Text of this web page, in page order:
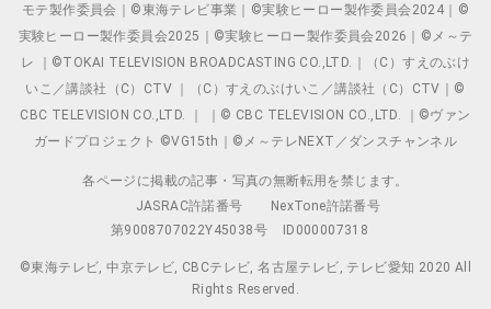
モテ製作委員会｜©東海テレビ事業｜©実験ヒーロー製作委員会2024｜©
実験ヒーロー製作委員会2025｜©実験ヒーロー製作委員会2026｜©メ～テ
レ ｜©TOKAI TELEVISION BROADCASTING CO.,LTD.｜（C）すえのぶけ
いこ／講談社（C）CTV ｜（C）すえのぶけいこ／講談社（C）CTV｜©
CBC TELEVISION CO.,LTD. ｜ ｜© CBC TELEVISION CO.,LTD. ｜©ヴァン
ガードプロジェクト ©VG15th｜©メ～テレNEXT／ダンスチャンネル
各ページに掲載の記事・写真の無断転用を禁じます。
JASRAC許諾番号
NexTone許諾番号
第9008707022Y45038号
ID000007318
©東海テレビ, 中京テレビ, CBCテレビ, 名古屋テレビ, テレビ愛知 2020 All
Rights Reserved.